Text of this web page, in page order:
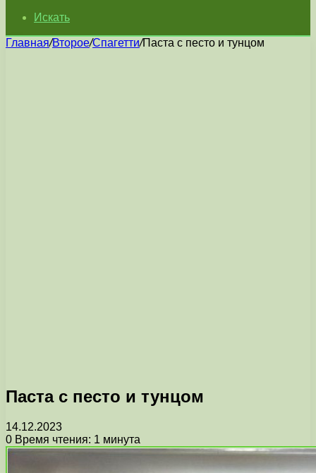
Искать
Главная/Второе/Спагетти/Паста с песто и тунцом
Паста с песто и тунцом
14.12.2023
0 Время чтения: 1 минута